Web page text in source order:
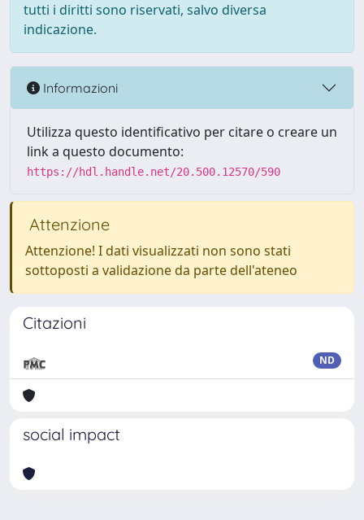
tutti i diritti sono riservati, salvo diversa
indicazione.
Informazioni
Utilizza questo identificativo per citare o creare un
link a questo documento:
https://hdl.handle.net/20.500.12570/590
Attenzione
Attenzione! I dati visualizzati non sono stati
sottoposti a validazione da parte dell'ateneo
Citazioni
ND
social impact